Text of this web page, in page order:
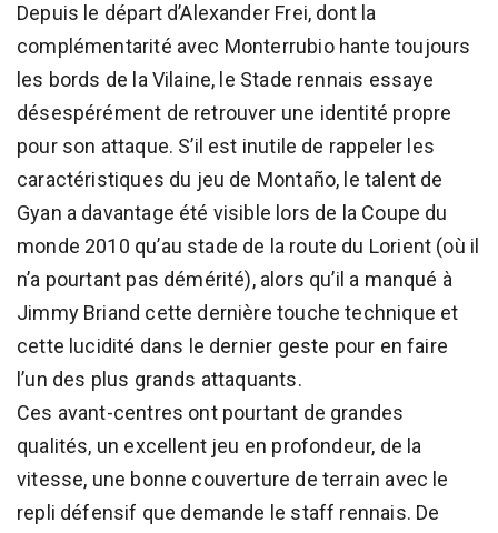
Depuis le départ d’Alexander Frei, dont la
complémentarité avec Monterrubio hante toujours
les bords de la Vilaine, le Stade rennais essaye
désespérément de retrouver une identité propre
pour son attaque. S’il est inutile de rappeler les
caractéristiques du jeu de Montaño, le talent de
Gyan a davantage été visible lors de la Coupe du
monde 2010 qu’au stade de la route du Lorient (où il
n’a pourtant pas démérité), alors qu’il a manqué à
Jimmy Briand cette dernière touche technique et
cette lucidité dans le dernier geste pour en faire
l’un des plus grands attaquants.
Ces avant-centres ont pourtant de grandes
qualités, un excellent jeu en profondeur, de la
vitesse, une bonne couverture de terrain avec le
repli défensif que demande le staff rennais. De